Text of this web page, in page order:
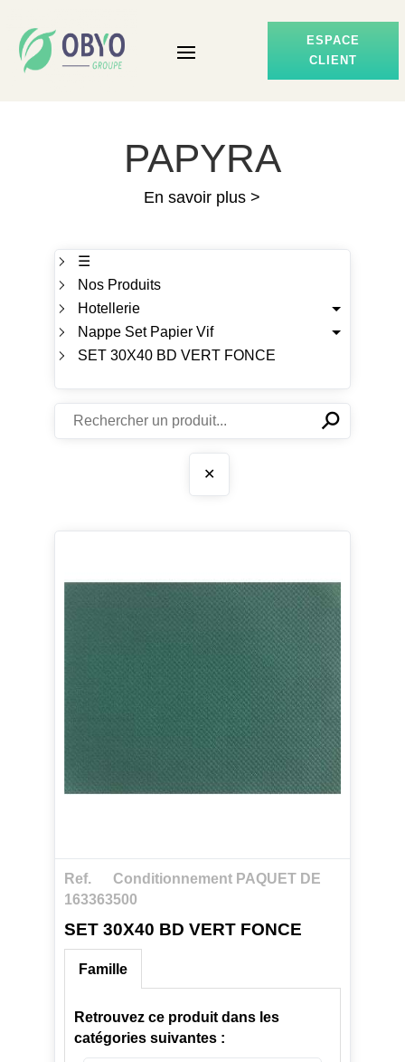
ESPACE
CLIENT
PAPYRA
En savoir plus >
☰
Nos Produits
Hotellerie
Nappe Set Papier Vif
SET 30X40 BD VERT FONCE
✕⚲
✕
Ref.
163363
Conditionnement PAQUET DE
500
SET 30X40 BD VERT FONCE
Famille
Retrouvez ce produit dans les
catégories suivantes :